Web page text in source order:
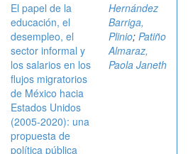
El papel de la
educación, el
desempleo, el
sector informal y
los salarios en los
flujos migratorios
de México hacia
Estados Unidos
(2005-2020): una
propuesta de
política pública
Hernández
Barriga,
Plinio; Patiño
Almaraz,
Paola Janeth